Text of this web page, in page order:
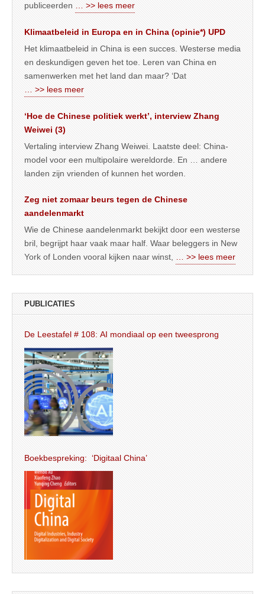
publiceerden … >> lees meer
Klimaatbeleid in Europa en in China (opinie*) UPD
Het klimaatbeleid in China is een succes. Westerse media
en deskundigen geven het toe. Leren van China en
samenwerken met het land dan maar? ‘Dat
… >> lees meer
‘Hoe de Chinese politiek werkt’, interview Zhang
Weiwei (3)
Vertaling interview Zhang Weiwei. Laatste deel: China-
model voor een multipolaire wereldorde. En … andere
landen zijn vrienden of kunnen het worden.
Zeg niet zomaar beurs tegen de Chinese
aandelenmarkt
Wie de Chinese aandelenmarkt bekijkt door een westerse
bril, begrijpt haar vaak maar half. Waar beleggers in New
York of Londen vooral kijken naar winst, … >> lees meer
PUBLICATIES
De Leestafel # 108: AI mondiaal op een tweesprong
Boekbespreking: ‘Digitaal China’